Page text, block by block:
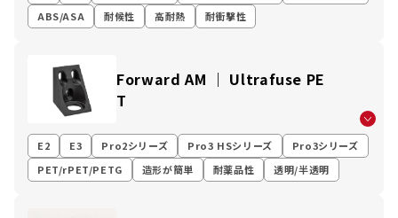
ABS/ASA
耐候性 高耐熱 耐衝撃性
Forward AM ｜ Ultrafuse PE
T
E2 E3 Pro2シリーズ Pro3 HSシリーズ
Pro3シリーズ
PET/rPET/PETG
造形が簡単 耐薬品性 透明/半透明